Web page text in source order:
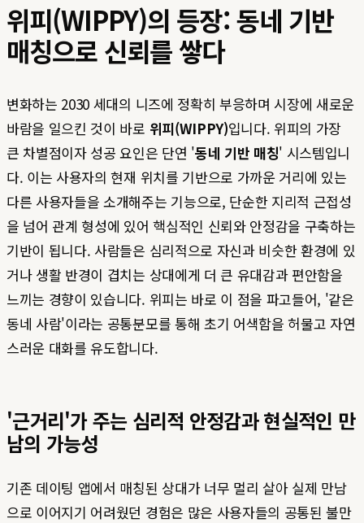
위피(WIPPY)의 등장: 동네 기반
매칭으로 신뢰를 쌓다
변화하는 2030 세대의 니즈에 정확히 부응하며 시장에 새로운
바람을 일으킨 것이 바로 위피(WIPPY)입니다. 위피의 가장
큰 차별점이자 성공 요인은 단연 '동네 기반 매칭' 시스템입니
다. 이는 사용자의 현재 위치를 기반으로 가까운 거리에 있는
다른 사용자들을 소개해주는 기능으로, 단순한 지리적 근접성
을 넘어 관계 형성에 있어 핵심적인 신뢰와 안정감을 구축하는
기반이 됩니다. 사람들은 심리적으로 자신과 비슷한 환경에 있
거나 생활 반경이 겹치는 상대에게 더 큰 유대감과 편안함을
느끼는 경향이 있습니다. 위피는 바로 이 점을 파고들어, '같은
동네 사람'이라는 공통분모를 통해 초기 어색함을 허물고 자연
스러운 대화를 유도합니다.
'근거리'가 주는 심리적 안정감과 현실적인 만
남의 가능성
기존 데이팅 앱에서 매칭된 상대가 너무 멀리 살아 실제 만남
으로 이어지기 어려웠던 경험은 많은 사용자들의 공통된 불만